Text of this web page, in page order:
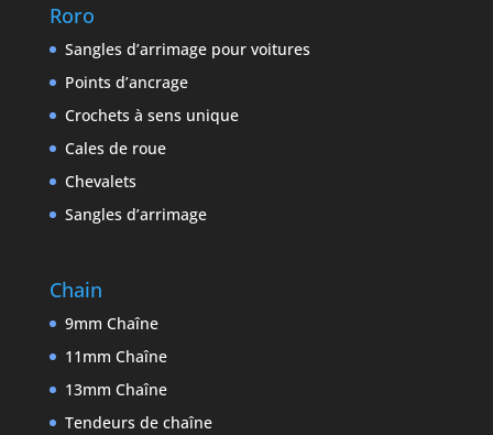
Roro
Sangles d’arrimage pour voitures
Points d’ancrage
Crochets à sens unique
Cales de roue
Chevalets
Sangles d’arrimage
Chain
9mm Chaîne
11mm Chaîne
13mm Chaîne
Tendeurs de chaîne